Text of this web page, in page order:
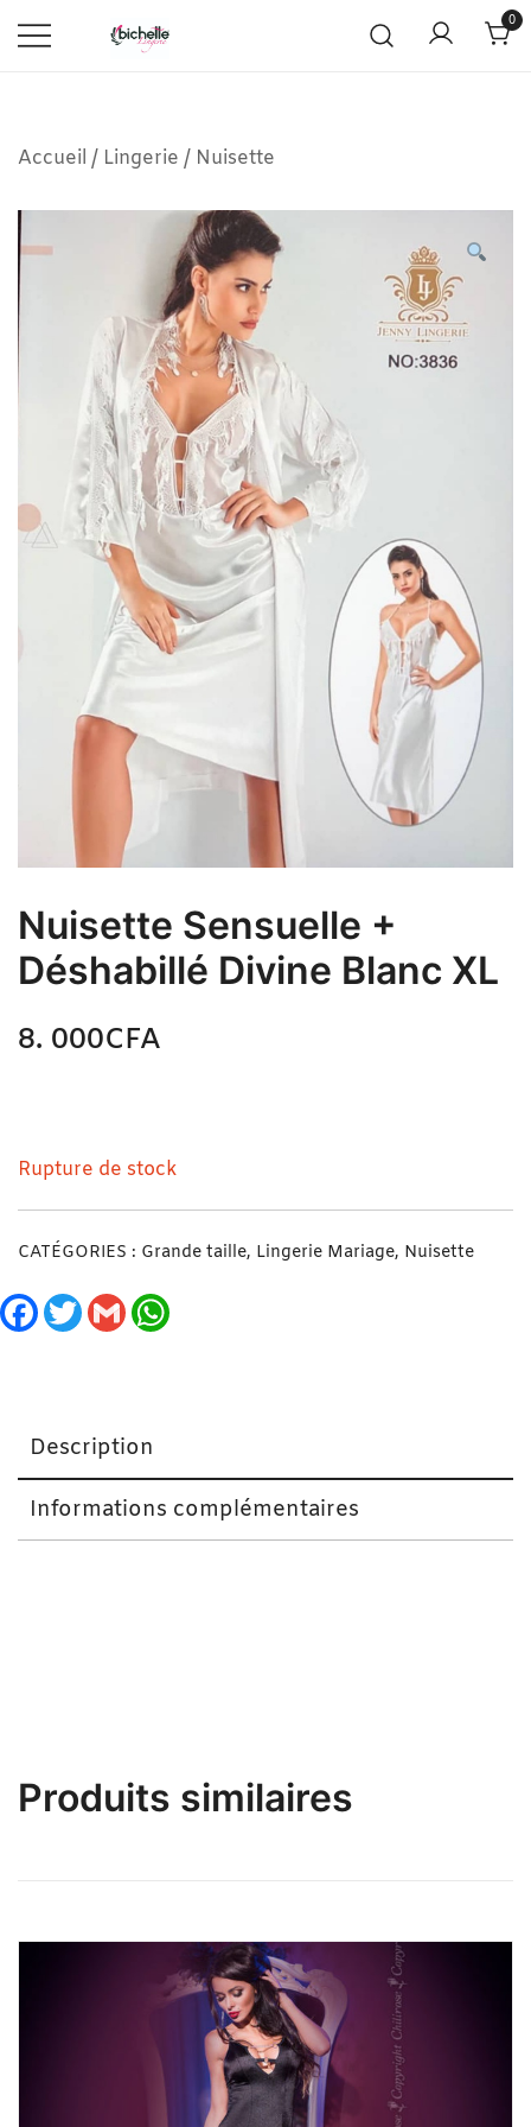
0
Accueil / Lingerie / Nuisette
Nuisette Sensuelle +
Déshabillé Divine Blanc XL
8. 000CFA
Rupture de stock
CATÉGORIES : Grande taille, Lingerie Mariage, Nuisette
Facebook
TwitterGmail
Description
Informations complémentaires
Produits similaires